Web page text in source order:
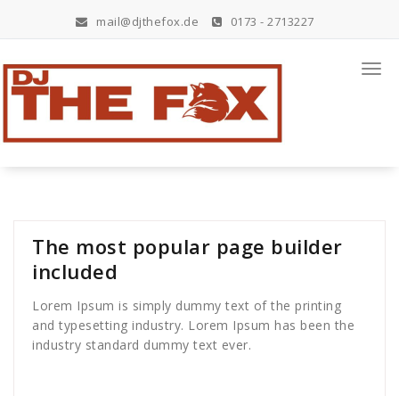
springen
mail@djthefox.de 0173 - 2713227
Hier steppt der Fuchs
The most popular page builder
included
Lorem Ipsum is simply dummy text of the printing
and typesetting industry. Lorem Ipsum has been the
industry standard dummy text ever.